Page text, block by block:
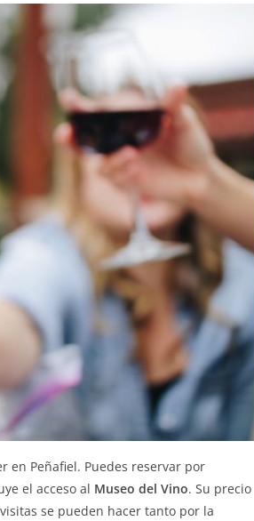
en Peñafiel. Puedes reservar por
el acceso al Museo del Vino. Su precio
se pueden hacer tanto por la